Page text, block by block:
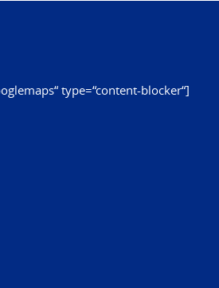
type=“content-blocker“]